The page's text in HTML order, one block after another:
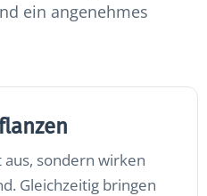
ein angenehmes
sondern wirken
Gleichzeitig bringen